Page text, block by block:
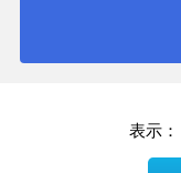
表示：